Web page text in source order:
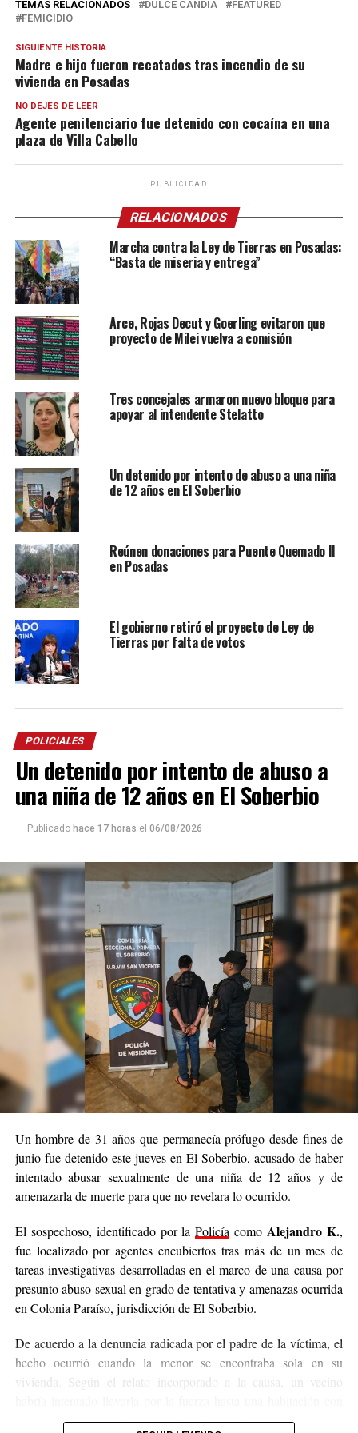
TEMAS RELACIONADOS DULCE CANDIA
FEATURED
FEMICIDIO
SIGUIENTE HISTORIA
Madre e hijo fueron recatados tras incendio de su
vivienda en Posadas
NO DEJES DE LEER
Agente penitenciario fue detenido con cocaína en una
plaza de Villa Cabello
PUBLICIDAD
RELACIONADOS
Marcha contra la Ley de Tierras en Posadas:
“Basta de miseria y entrega”
Arce, Rojas Decut y Goerling evitaron que
proyecto de Milei vuelva a comisión
Tres concejales armaron nuevo bloque para
apoyar al intendente Stelatto
Un detenido por intento de abuso a una niña
de 12 años en El Soberbio
Reúnen donaciones para Puente Quemado II
en Posadas
El gobierno retiró el proyecto de Ley de
Tierras por falta de votos
POLICIALES
Un detenido por intento de abuso a
una niña de 12 años en El Soberbio
Publicado hace 17 horas el 06/08/2026
Un hombre de 31 años que permanecía prófugo desde fines de
junio fue detenido este jueves en El Soberbio, acusado de haber
intentado abusar sexualmente de una niña de 12 años y de
amenazarla de muerte para que no revelara lo ocurrido.
El sospechoso, identificado por laPolicía como Alejandro K.,
fue localizado por agentes encubiertos tras más de un mes de
tareas investigativas desarrolladas en el marco de una causa por
presunto abuso sexual en grado de tentativa y amenazas ocurrida
en Colonia Paraíso, jurisdicción de El Soberbio.
De acuerdo a la denuncia radicada por el padre de la víctima, el
hecho ocurrió cuando la menor se encontraba sola en su
vivienda. Según el relato incorporado a la causa, un vecino
fines de abuso sexual, aunque la niña logró escapar. Antes de